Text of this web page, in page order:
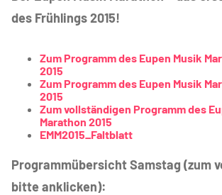
des Frühlings 2015!
Zum Programm des Eupen Musik
2015
Zum Programm des Eupen Musik
2015
Zum vollständigen Programm des
Marathon 2015
EMM2015_Faltblatt
Programmübersicht Samstag (zum
bitte anklicken):